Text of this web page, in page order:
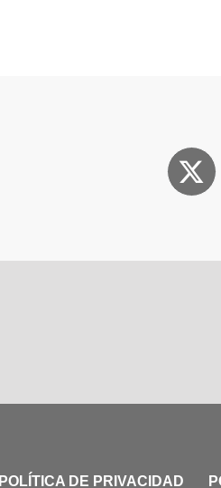
POLÍTICA DE PRIVACIDAD